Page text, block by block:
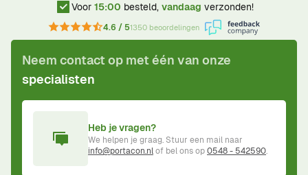
Voor 15:00 besteld, vandaag verzonden!
4.6 / 51350 beoordelingen
Neem contact op met één van onze
specialisten
Heb je vragen?
We helpen je graag. Stuur een mail naar
info@portacon.nlof bel ons op0548 - 542590.